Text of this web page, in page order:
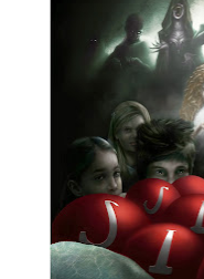
a Javier Rueda,
del Madd Film Market